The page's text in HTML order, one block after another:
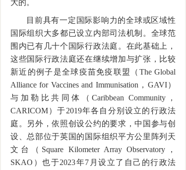
大的。
目前具有一定国际影响力的全球或区域性
国际组织大多都已设立内部司法机制。全球范
围内已有几十个国际行政法庭。在此基础上，
这些国际行政法庭还在继续增加与扩张，比较
新近的例子是全球疫苗免疫联盟（ The Global
Alliance for Vaccines and Immunisation ， GAVI）
与加勒比共同体（ Caribbean Community，
CARICOM）于2019年各自分别设立的行政法
庭。另外，依照创设公约的要求，中国参与创
设、总部位于英国的国际组织平方公里阵列天
文台（ Square Kilometer Array Observatory，
SKAO ）也于2023年7 月设立了自己的行政法